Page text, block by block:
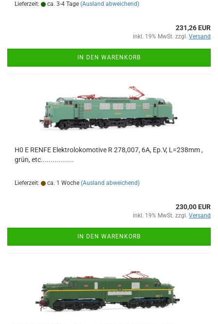
Lieferzeit: ca. 3-4 Tage (Ausland abweichend)
231,26 EUR
inkl. 19% MwSt. zzgl. Versand
IN DEN WARENKORB
H0 E RENFE Elektrolokomotive R 278,007, 6A, Ep.V, L=238mm ,
grün, etc.................
Lieferzeit: ca. 1 Woche (Ausland abweichend)
230,00 EUR
inkl. 19% MwSt. zzgl. Versand
IN DEN WARENKORB